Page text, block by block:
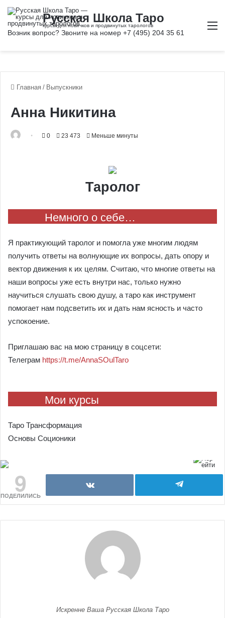
Главная / Выпускники
Анна Никитина
0 23 473 Меньше минуты
Таролог
Немного о себе…
Я практикующий таролог и помогла уже многим людям
получить ответы на волнующие их вопросы, дать опору и
вектор движения к их целям. Считаю, что многие ответы на
наши вопросы уже есть внутри нас, только нужно
научиться слушать свою душу, а таро как инструмент
помогает нам подсветить их и дать нам ясность и часто
успокоение.
Приглашаю вас на мою страницу в соцсети:
Телеграм https://t.me/AnnaSOulTaro
Мои курсы
Таро Трансформация
Основы Соционики
9
ПОДЕЛИЛИСЬ
Искренне Ваша Русская Школа Таро